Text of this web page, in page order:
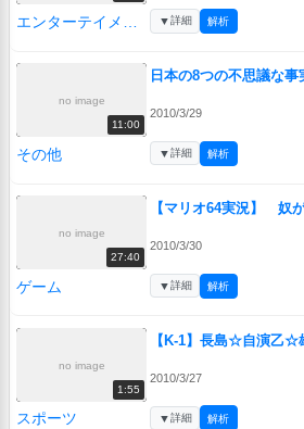
▼詳細 解析
no image
11:00
日本の8つの不思議な事
2010/3/29
その他 ▼詳細 解析
no image
27:40
【マリオ64実況】 奴
2010/3/30
ゲーム ▼詳細 解析
no image
1:55
【K-1】長島☆自演乙
2010/3/27
スポーツ ▼詳細 解析